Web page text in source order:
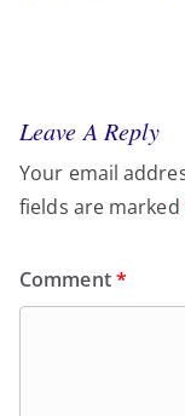
Leave A Reply
Your email
fields are marked
Comment*